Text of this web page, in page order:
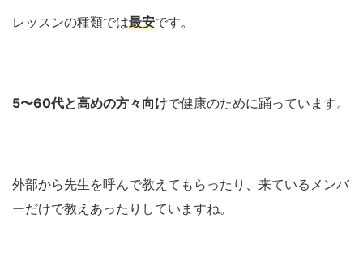
レッスンの種類では最安です。
5〜60代と高めの方々向けで健康のために踊っています。
外部から先生を呼んで教えてもらったり、来ているメンバ
ーだけで教えあったりしていますね。